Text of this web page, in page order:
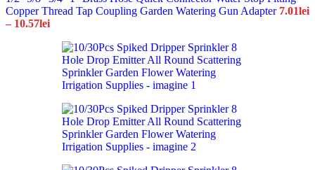
la
Copper Thread Tap Coupling Garden Watering Gun Adapter 7.01lei
– 10.57leiInterval
prețuri:
7.01lei
până